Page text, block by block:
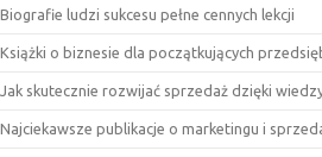
Biografie ludzi sukcesu pełne cennych lekcji
Książki o biznesie dla początkujących
Jak skutecznie rozwijać sprzedaż dzięki
Najciekawsze publikacje o marketingu i